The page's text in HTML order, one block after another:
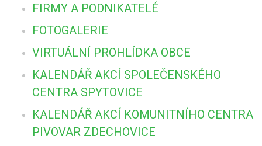
FIRMY A PODNIKATELÉ
FOTOGALERIE
VIRTUÁLNÍ PROHLÍDKA OBCE
KALENDÁŘ AKCÍ SPOLEČENSKÉHO
CENTRA SPYTOVICE
KALENDÁŘ AKCÍ KOMUNITNÍHO CENTRA
PIVOVAR ZDECHOVICE